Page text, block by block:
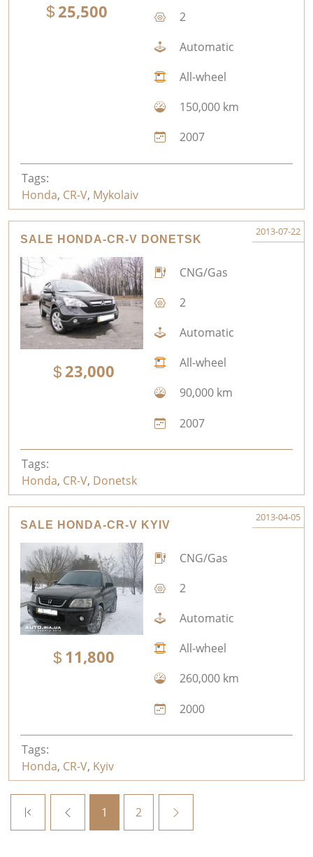
25,500
2
Automatic
All-wheel
150,000 km
2007
Tags:
Honda, CR-V, Mykolaiv
SALE HONDA-CR-V DONETSK
2013-07-22
23,000
CNG/Gas
2
Automatic
All-wheel
90,000 km
2007
Tags:
Honda, CR-V, Donetsk
SALE HONDA-CR-V KYIV
2013-04-05
11,800
CNG/Gas
2
Automatic
All-wheel
260,000 km
2000
Tags:
Honda, CR-V, Kyiv
1 2